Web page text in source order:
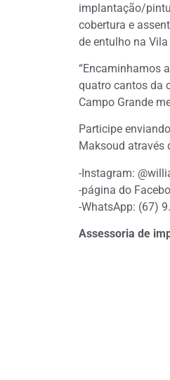
implantação/
cobertura e
de entulho na
“Encaminhamos
quatro cantos da
Campo Grande
Participe
Maksoud através
-Instagram:
-página do
-WhatsApp: (67)
Assessoria de